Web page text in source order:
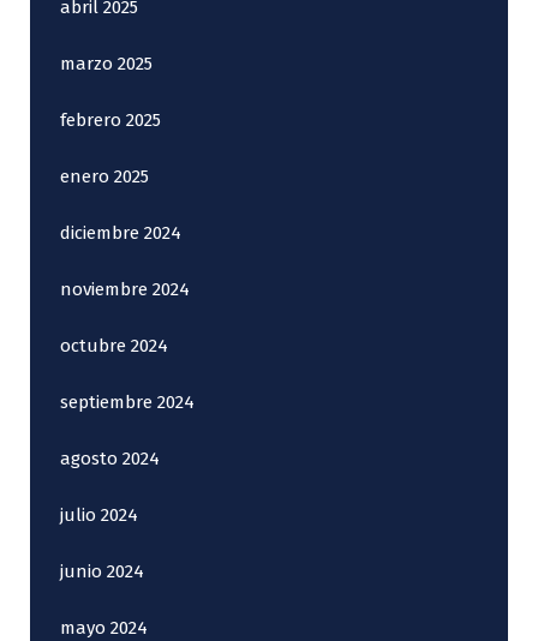
abril 2025
marzo 2025
febrero 2025
enero 2025
diciembre 2024
noviembre 2024
octubre 2024
septiembre 2024
agosto 2024
julio 2024
junio 2024
mayo 2024